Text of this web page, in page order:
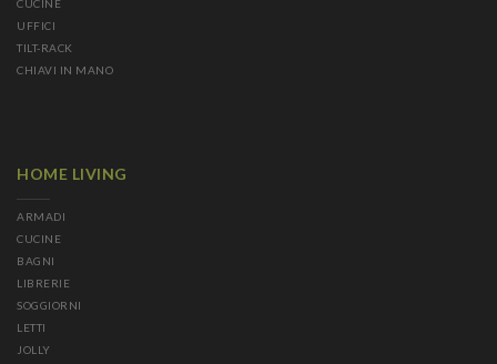
CUCINE
UFFICI
TILT-RACK
CHIAVI IN MANO
HOME LIVING
ARMADI
CUCINE
BAGNI
LIBRERIE
SOGGIORNI
LETTI
JOLLY